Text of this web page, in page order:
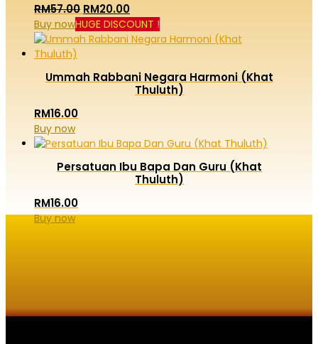
RM57.00 Original
price
was:
RM20.00Current
price
is:
Buy nowHUGE DISCOUNT !
Ummah Rabbani Negara Harmoni (Khat
Thuluth)
RM16.00
Buy now
Persatuan Ibu Bapa Dan Guru (Khat
Thuluth)
RM16.00
Buy now